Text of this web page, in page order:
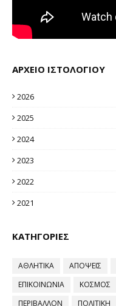
ΑΡΧΕΙΟ ΙΣΤΟΛΟΓΙΟΥ
2026
2025
2024
2023
2022
2021
ΚΑΤΗΓΟΡΙΕΣ
ΑΘΛΗΤΙΚΑ ΑΠΟΨΕΙΣ
ΕΠΙΚΟΙΝΩΝΙΑ
ΚΟΣΜΟΣ
ΠΕΡΙΒΑΛΛΟΝ
ΠΟΛΙΤΙΚΗ